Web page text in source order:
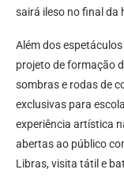
sairá ileso no final da
Além dos
projeto de formação
sombras e rodas de
exclusivas para
experiência artística
abertas ao público
Libras, visita tátil e